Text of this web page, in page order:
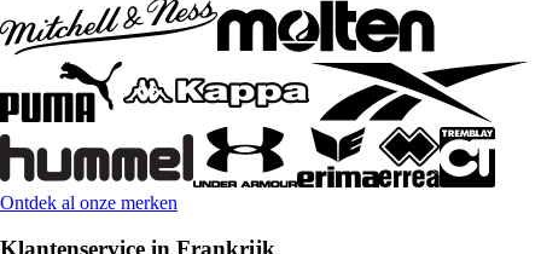
Ontdek al onze merken